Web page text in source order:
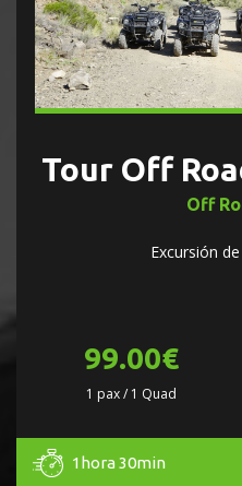
Tour Off
Off
Excursión
99.00€
1 pax / 1 Quad
1hora 30min